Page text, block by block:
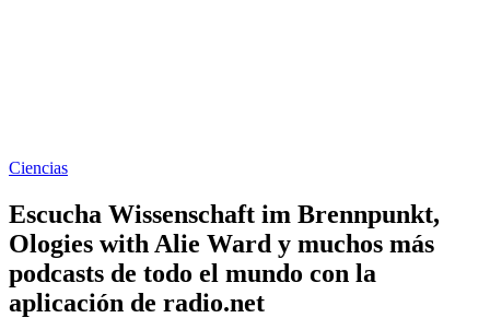
Ciencias
Escucha Wissenschaft im Brennpunkt,
Ologies with Alie Ward y muchos más
podcasts de todo el mundo con la
aplicación de radio.net